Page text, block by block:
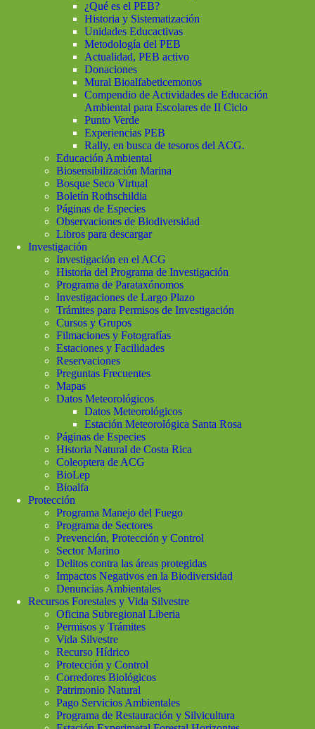
¿Qué es el PEB?
Historia y Sistematización
Unidades Educactivas
Metodología del PEB
Actualidad, PEB activo
Donaciones
Mural Bioalfabeticemonos
Compendio de Actividades de Educación
Ambiental para Escolares de II Ciclo
Punto Verde
Experiencias PEB
Rally, en busca de tesoros del ACG.
Educación Ambiental
Biosensibilización Marina
Bosque Seco Virtual
Boletín Rothschildia
Páginas de Especies
Observaciones de Biodiversidad
Libros para descargar
Investigación
Investigación en el ACG
Historia del Programa de Investigación
Programa de Parataxónomos
Investigaciones de Largo Plazo
Trámites para Permisos de Investigación
Cursos y Grupos
Filmaciones y Fotografías
Estaciones y Facilidades
Reservaciones
Preguntas Frecuentes
Mapas
Datos Meteorológicos
Datos Meteorológicos
Estación Meteorológica Santa Rosa
Páginas de Especies
Historia Natural de Costa Rica
Coleoptera de ACG
BioLep
Bioalfa
Protección
Programa Manejo del Fuego
Programa de Sectores
Prevención, Protección y Control
Sector Marino
Delitos contra las áreas protegidas
Impactos Negativos en la Biodiversidad
Denuncias Ambientales
Recursos Forestales y Vida Silvestre
Oficina Subregional Liberia
Permisos y Trámites
Vida Silvestre
Recurso Hídrico
Protección y Control
Corredores Biológicos
Patrimonio Natural
Pago Servicios Ambientales
Programa de Restauración y Silvicultura